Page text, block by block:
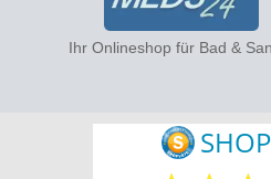
Ihr Onlineshop für Bad &